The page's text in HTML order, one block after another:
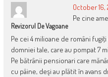
Revizorul De Vagoane
October 16,
Pe cine
Pe cei 4 milioane de români
domniei tale, care au pompat 7
Pe bătrânii pensionari care
cu pâine, deşi au plătit în avans